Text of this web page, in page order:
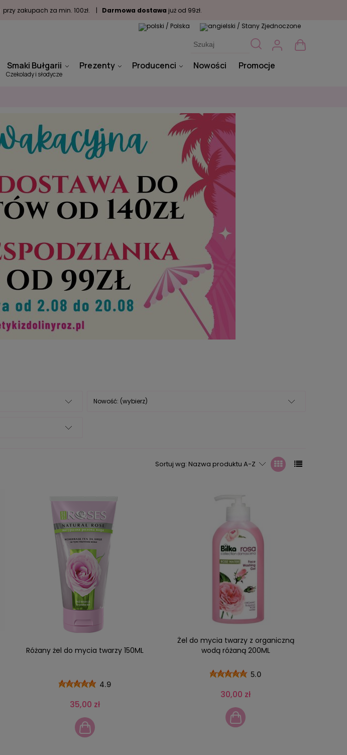
przy zakupach za min. 100zł. | Darmowa dostawa już od 99zł.
Smaki Bułgarii
Czekolady i słodycze
Prezenty Producenci Nowości Promocje
Nowość: (wybierz)
Sortuj wg: Nazwa produktu A-Z
Różany żel do mycia twarzy 150ML
4.9
35,00 zł
Żel do mycia twarzy z organiczną
wodą różaną 200ML
5.0
30,00 zł